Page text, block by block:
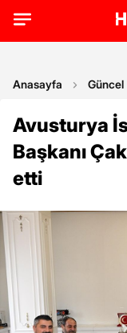
Anasayfa Güncel
Avusturya
Başkanı
etti